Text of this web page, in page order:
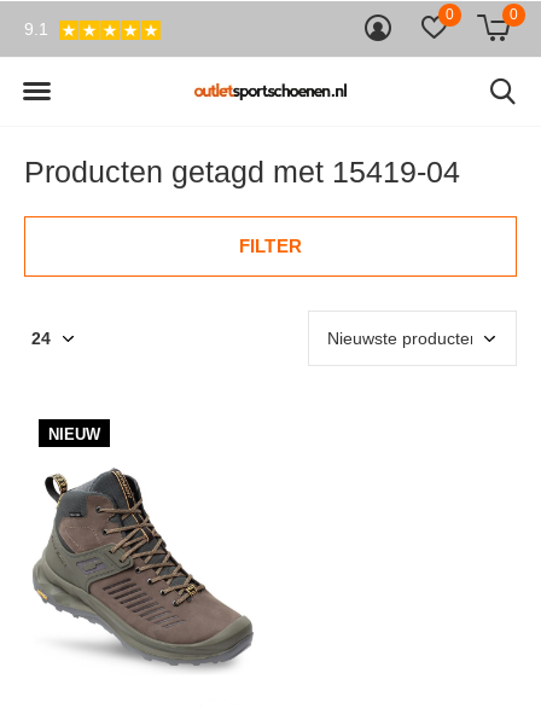
0 0
9.1
Producten getagd met 15419-04
FILTER
NIEUW